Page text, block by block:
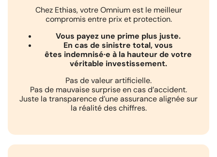
Chez Ethias, votre Omnium est le meilleur
compromis entre prix et protection.
Vous payez une prime plus juste.
En cas de sinistre total, vous
êtes indemnisé·e à la hauteur de votre
véritable investissement.
Pas de valeur artificielle.
Pas de mauvaise surprise en cas d’accident.
Juste la transparence d’une assurance alignée sur
la réalité des chiffres.